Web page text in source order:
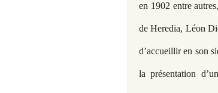
en 1902 entre
de Heredia, Léon
d’accueillir en son
la présentation